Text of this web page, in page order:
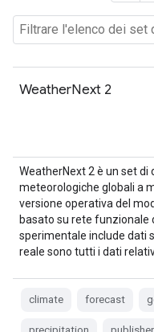
WeatherNext 2
WeatherNext 2 è un set
meteorologiche globali a
versione operativa del
basato su rete funzionale
sperimentale include dati
reale sono tutti i dati
climate forecast